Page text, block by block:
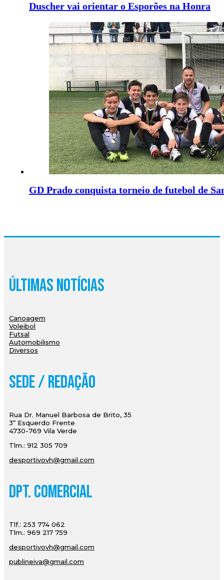
Duscher vai orientar o Esporões na Honra
GD Prado conquista torneio de futebol de
Últimas Notícias
Canoagem
Voleibol
Futsal
Automobilismo
Diversos
Sede / Redação
Rua Dr. Manuel Barbosa de Brito, 35
3º Esquerdo Frente
4730-769 Vila Verde
Tlm.: 912 305 709
desportivovh@gmail.com
Dpt. Comercial
Tlf.: 253 774 062
Tlm.: 969 217 759
desportivovh@gmail.com
publineiva@gmail.com